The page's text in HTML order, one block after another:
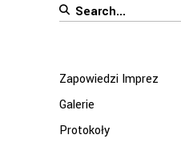
Search
Zapowiedzi Imprez
Galerie
Protokoły